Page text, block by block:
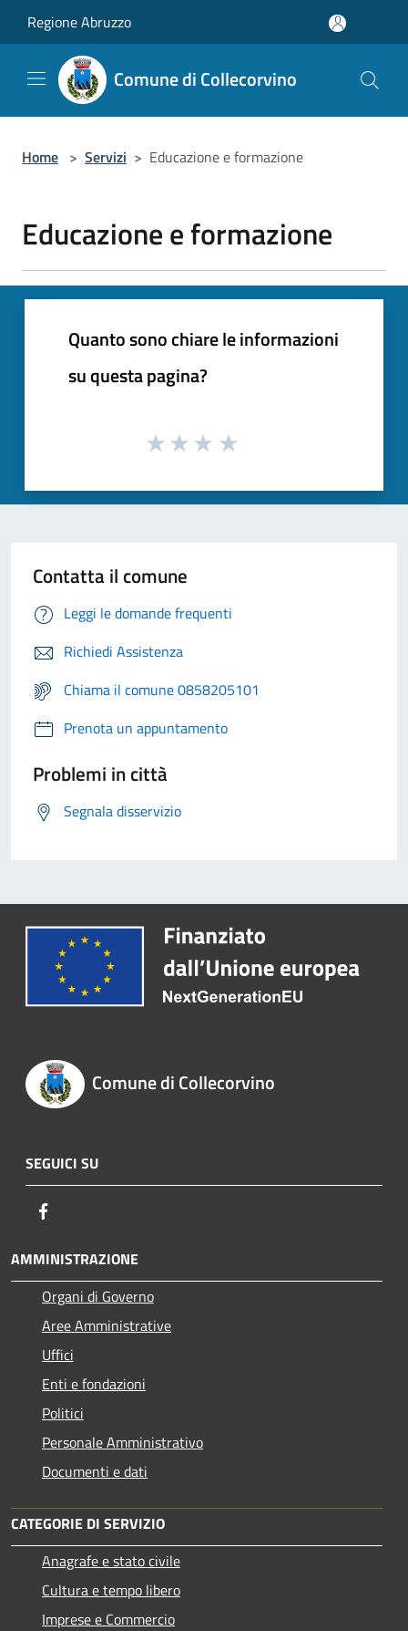
Regione Abruzzo
Comune di Collecorvino
Home > Servizi > Educazione e formazione
Educazione e formazione
Quanto sono chiare le informazioni
su questa pagina?
Contatta il comune
Leggi le domande frequenti
Richiedi Assistenza
Chiama il comune 0858205101
Prenota un appuntamento
Problemi in città
Segnala disservizio
Comune di Collecorvino
SEGUICI SU
AMMINISTRAZIONE
Organi di Governo
Aree Amministrative
Uffici
Enti e fondazioni
Politici
Personale Amministrativo
Documenti e dati
CATEGORIE DI SERVIZIO
Anagrafe e stato civile
Cultura e tempo libero
Imprese e Commercio